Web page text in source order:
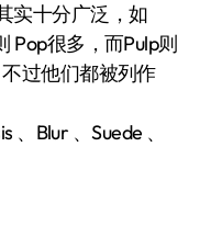
实十分广泛，如
Pop很多，而Pulp则
过他们都被列作
Blur 、Suede 、